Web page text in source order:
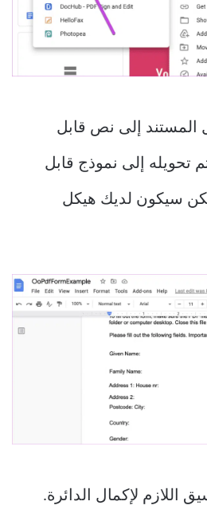
المستند إلى نص قابل
تحويله إلى نموذج قابل
سيكون لديك هيكل
اللازم لإكمال الدائرة.